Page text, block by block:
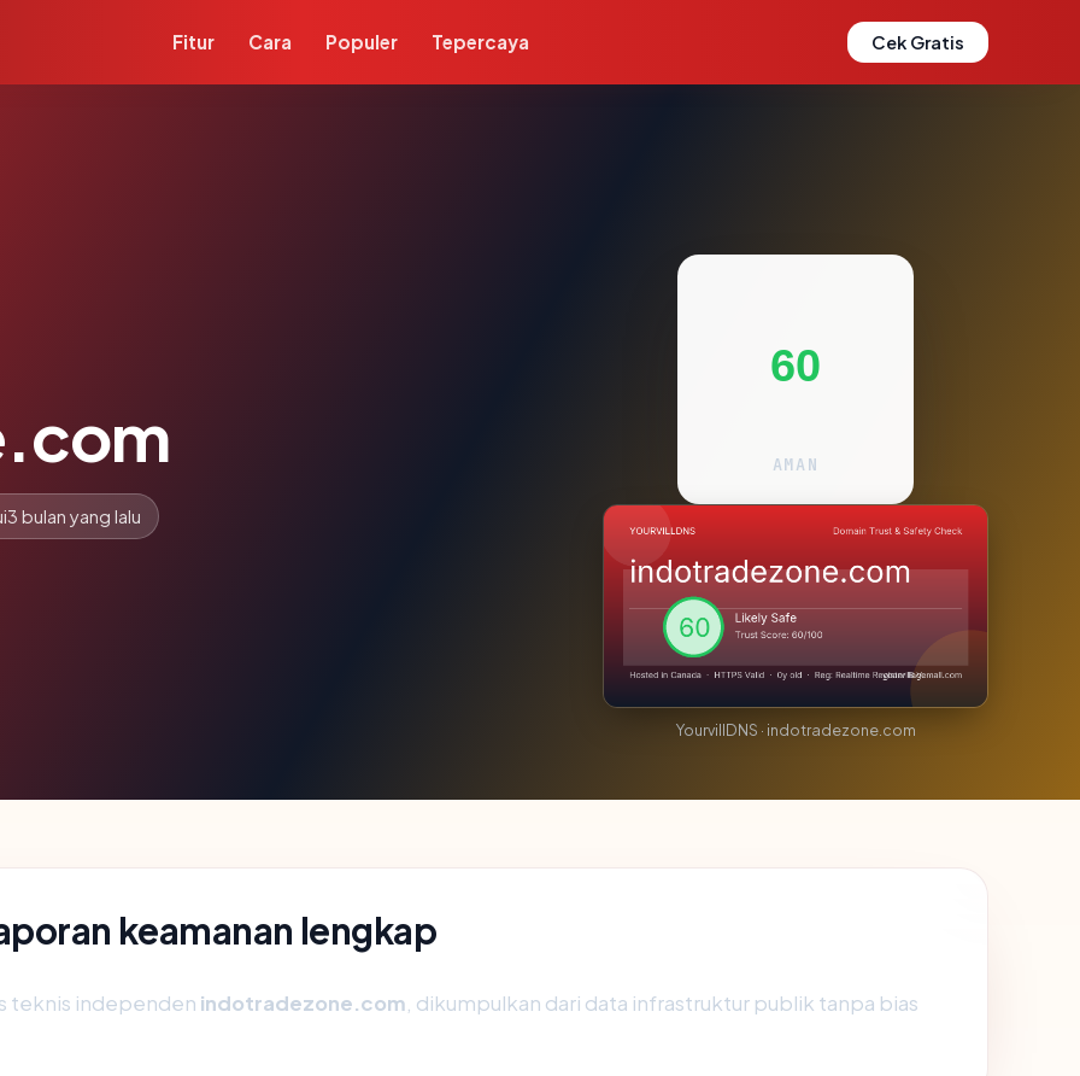
Fitur Cara Populer Tepercaya Cek Gratis
3 bulan yang lalu
60
AMAN
YourvillDNS · indotradezone.com
keamanan lengkap
teknis independen indotradezone.com , dikumpulkan dari data infrastruktur publik tanpa bias